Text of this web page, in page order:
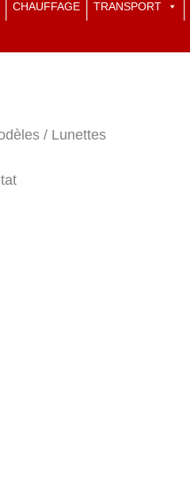
CHAUFFAGE TRANSPORT
/ Lunettes